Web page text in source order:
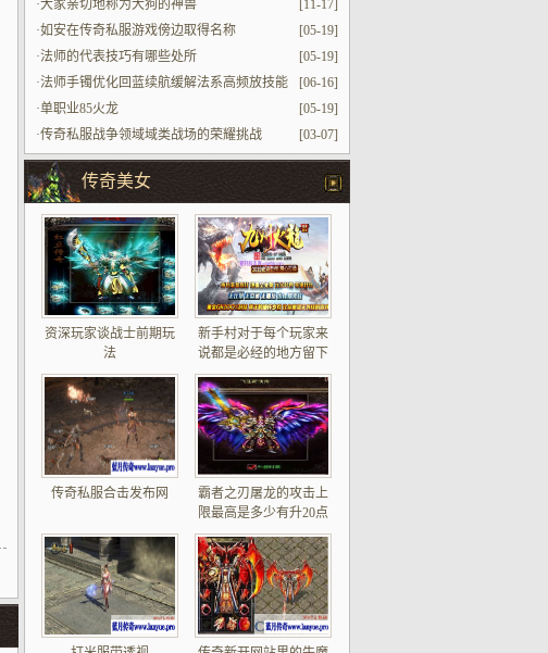
[11-17]
·大家亲切地称为大狗的神兽
[05-19]
·如安在传奇私服游戏傍边取得名称
[05-19]
·法师的代表技巧有哪些处所
[06-16]
·法师手镯优化回蓝续航缓解法系高频放技能
身心疲累状态
[05-19]
·单职业85火龙
[03-07]
·传奇私服战争领域域类战场的荣耀挑战
传奇美女
资深玩家谈战士前期玩
法
新手村对于每个玩家来
说都是必经的地方留下
了深度的印象
传奇私服合击发布网
霸者之刃屠龙的攻击上
限最高是多少有升20点
攻击的屠龙吗